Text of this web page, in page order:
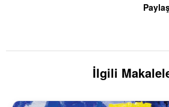
İlgili